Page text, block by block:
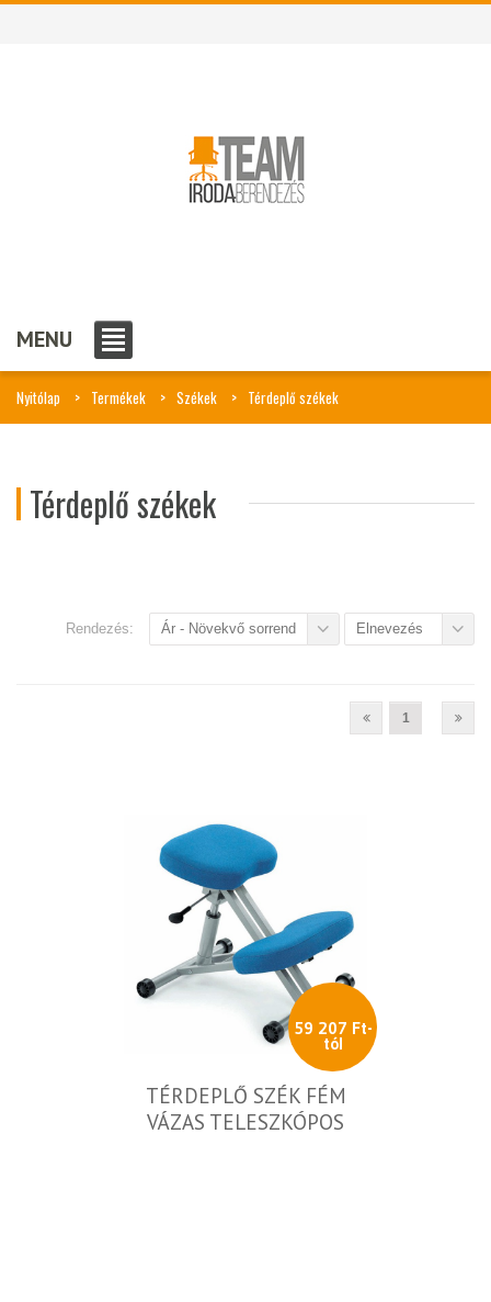
MENU
Nyitólap Termékek Székek Térdeplő székek
Térdeplő székek
Rendezés: Ár - Növekvő sorrend Elnevezés
1
59 207 Ft-
tól
TÉRDEPLŐ SZÉK FÉM
VÁZAS TELESZKÓPOS